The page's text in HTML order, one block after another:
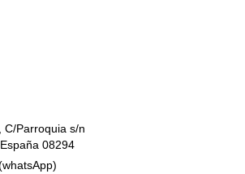
C/Parroquia s/n
08294